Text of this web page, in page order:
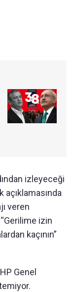
izleyeceği
açıklamasında
veren
izin
kaçının”
Genel